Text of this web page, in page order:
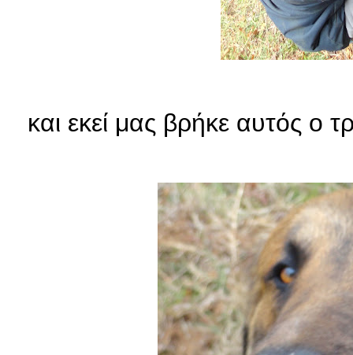
και εκεί μας βρήκε αυτός ο